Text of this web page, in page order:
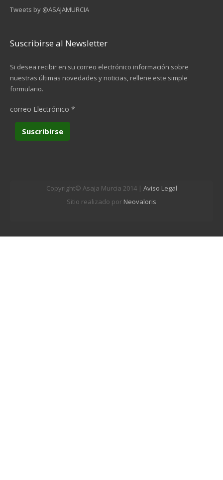
Tweets by @ASAJAMURCIA
Suscribirse al Newsletter
Si desea recibir en su correo electrónico información sobre
nuestras últimas novedades y noticias, rellene este simple
formulario.
correo Electrónico *
Copyright© Asaja Murcia 2014 | Aviso Legal
Sitio realizado por Neovaloris